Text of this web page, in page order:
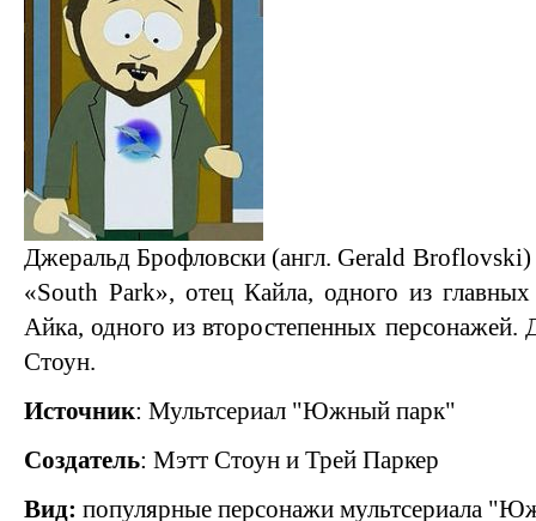
Джеральд Брофловски (англ. Gerald
«South Park», отец Кайла, одного из
Айка, одного из второстепенных персонажей.
Стоун.
Источник: Мультсериал "Южный парк"
Создатель: Мэтт Стоун и Трей Паркер
Вид: популярные персонажи мультсериала